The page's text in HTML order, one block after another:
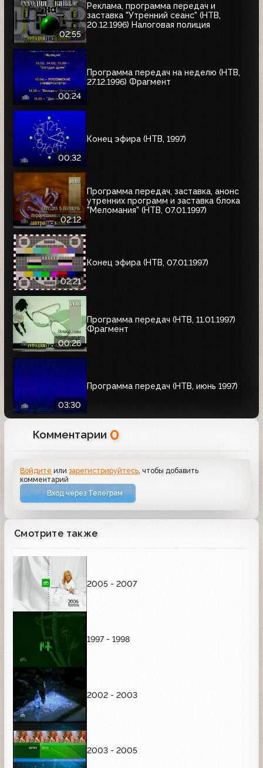
02:55
Реклама, программа передач и
заставка "Утренний сеанс" (НТВ,
20.12.1996) Налоговая полиция
00:24
Программа передач на неделю (НТВ,
27.12.1996) Фрагмент
00:32
Конец эфира (НТВ, 1997)
02:12
Программа передач, заставка, анонс
утренних программ и заставка блока
"Меломания" (НТВ, 07.01.1997)
02:21
Конец эфира (НТВ, 07.01.1997)
00:26
Программа передач (НТВ, 11.01.1997)
Фрагмент
03:30
Программа передач (НТВ, июнь 1997)
Комментарии 0
Войдите илизарегистрируйтесь, чтобы добавить
комментарий
Вход через Телеграм
Смотрите также
2005 - 2007
1997 - 1998
2002 - 2003
2003 - 2005